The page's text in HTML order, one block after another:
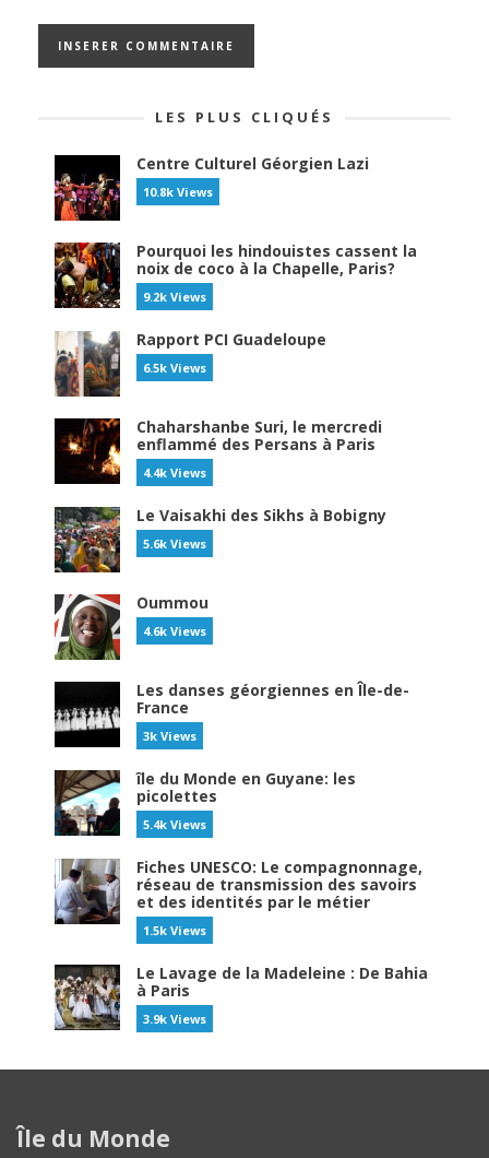
LES PLUS CLIQUÉS
Centre Culturel Géorgien Lazi
10.8k Views
Pourquoi les hindouistes cassent la
noix de coco à la Chapelle, Paris?
9.2k Views
Rapport PCI Guadeloupe
6.5k Views
Chaharshanbe Suri, le mercredi
enflammé des Persans à Paris
4.4k Views
Le Vaisakhi des Sikhs à Bobigny
5.6k Views
Oummou
4.6k Views
Les danses géorgiennes en Île-de-
France
3k Views
île du Monde en Guyane: les
picolettes
5.4k Views
Fiches UNESCO: Le compagnonnage,
réseau de transmission des savoirs
et des identités par le métier
1.5k Views
Le Lavage de la Madeleine : De Bahia
à Paris
3.9k Views
Île du Monde